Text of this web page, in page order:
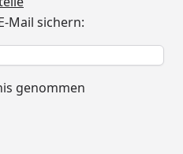
Mail sichern:
genommen